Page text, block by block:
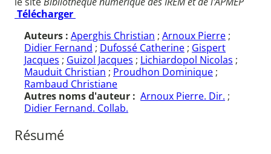
Télécharger
Auteurs : Aperghis Christian ; Arnoux Pierre ;
Didier Fernand ; Dufossé Catherine ; Gispert
Jacques ; Guizol Jacques ; Lichiardopol Nicolas ;
Mauduit Christian ; Proudhon Dominique ;
Rambaud Christiane
Autres noms d'auteur : Arnoux Pierre. Dir. ;
Didier Fernand. Collab.
Résumé